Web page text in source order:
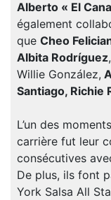
Alberto « El
également
que Cheo
Albita Rodríguez
Willie González,
Santiago, Richie
L’un des
carrière fut leur
consécutives
De plus, ils font
York Salsa All